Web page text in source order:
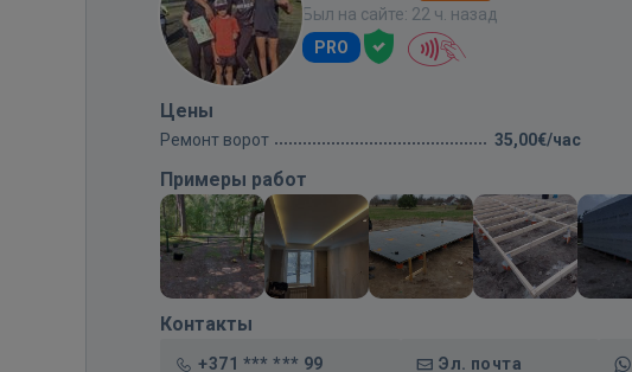
Был на сайте: 22 ч. назад
PRO
Цены
Ремонт ворот 35,00€/час
Примеры работ
Контакты
+371 *** *** 99 Эл. почта